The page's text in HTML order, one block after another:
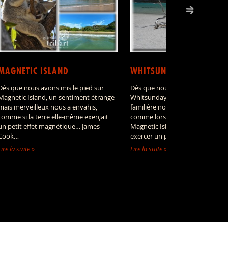
ISLAND
que nous avons mis le pied sur
Island, un sentiment étrange
merveilleux nous a envahis,
si la terre elle-même exerçait
petit effet magnétique… James
la suite »
WHITSUNDAY ISLAND
Dès que nous avons approché
Whitsunday Island, une
familière nous a envahis : un
comme lors de notre passage à
Magnetic Island, cette île semble
exercer un petit effet…
Lire la suite »